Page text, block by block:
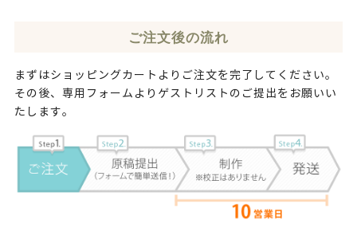
ご注文後の流れ
まずはショッピングカートよりご注文を完了してください。
その後、専用フォームよりゲストリストのご提出をお願いい
たします。